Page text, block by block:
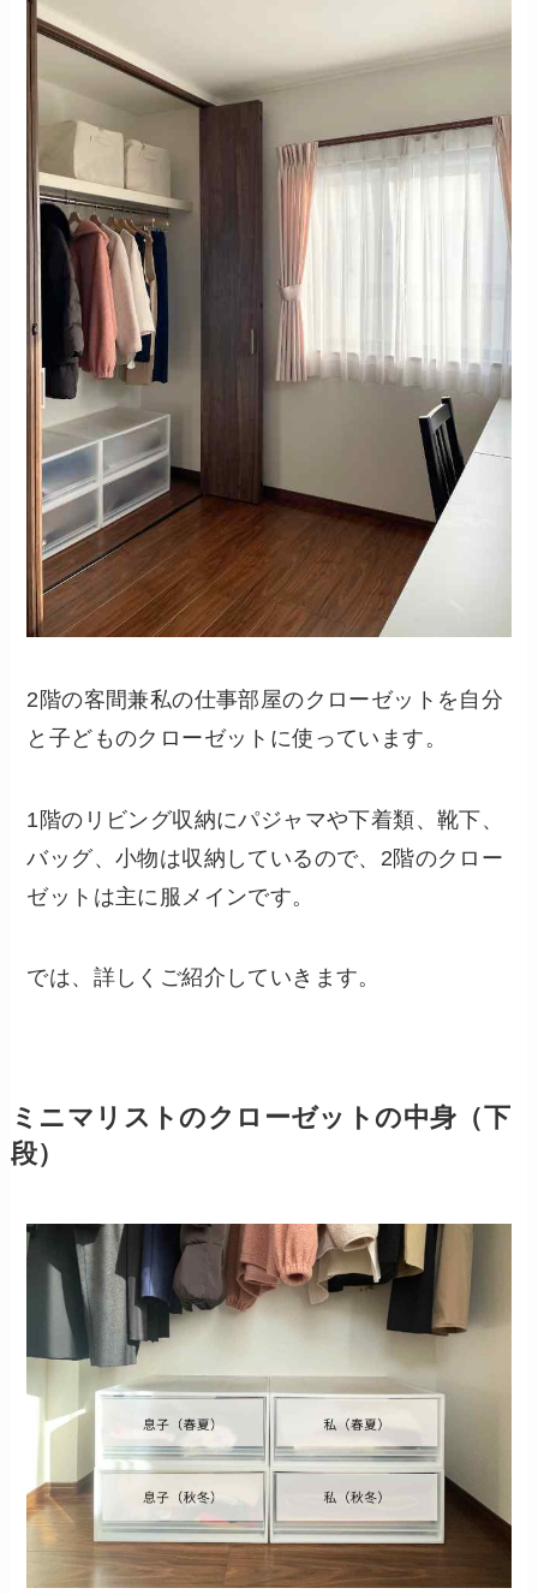
2階の客間兼私の仕事部屋のクローゼットを自分
と子どものクローゼットに使っています。
1階のリビング収納にパジャマや下着類、靴下、
バッグ、小物は収納しているので、2階のクロー
ゼットは主に服メインです。
では、詳しくご紹介していきます。
ミニマリストのクローゼットの中身（下
段）